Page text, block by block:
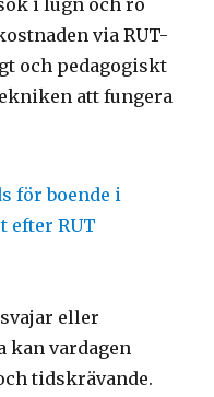
via RUT-
och pedagogiskt
att fungera
för boende i
efter RUT
eller
kan vardagen
tidskrävande.